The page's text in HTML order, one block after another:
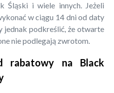
Śląski i wiele innych. Jeżeli
w ciągu 14 dni od daty
jednak podkreślić, że otwarte
nie podlegają zwrotom.
rabatowy na Black